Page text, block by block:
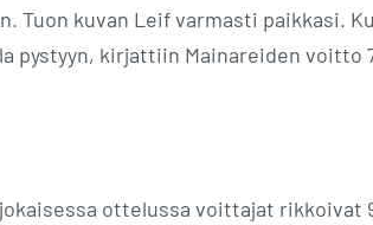
Tuon kuvan Leif varmasti paikkasi.
pystyyn, kirjattiin Mainareiden voitto
ottelussa voittajat rikkoivat